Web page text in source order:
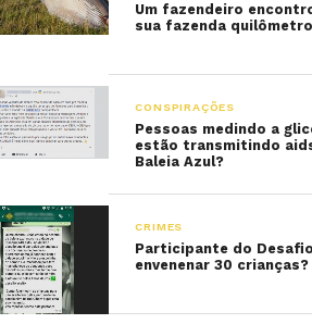
Um fazendeiro
sua fazenda
CONSPIRAÇÕES
Pessoas medindo a
estão transmitindo
Baleia Azul?
CRIMES
Participante do
envenenar 30 crianças?